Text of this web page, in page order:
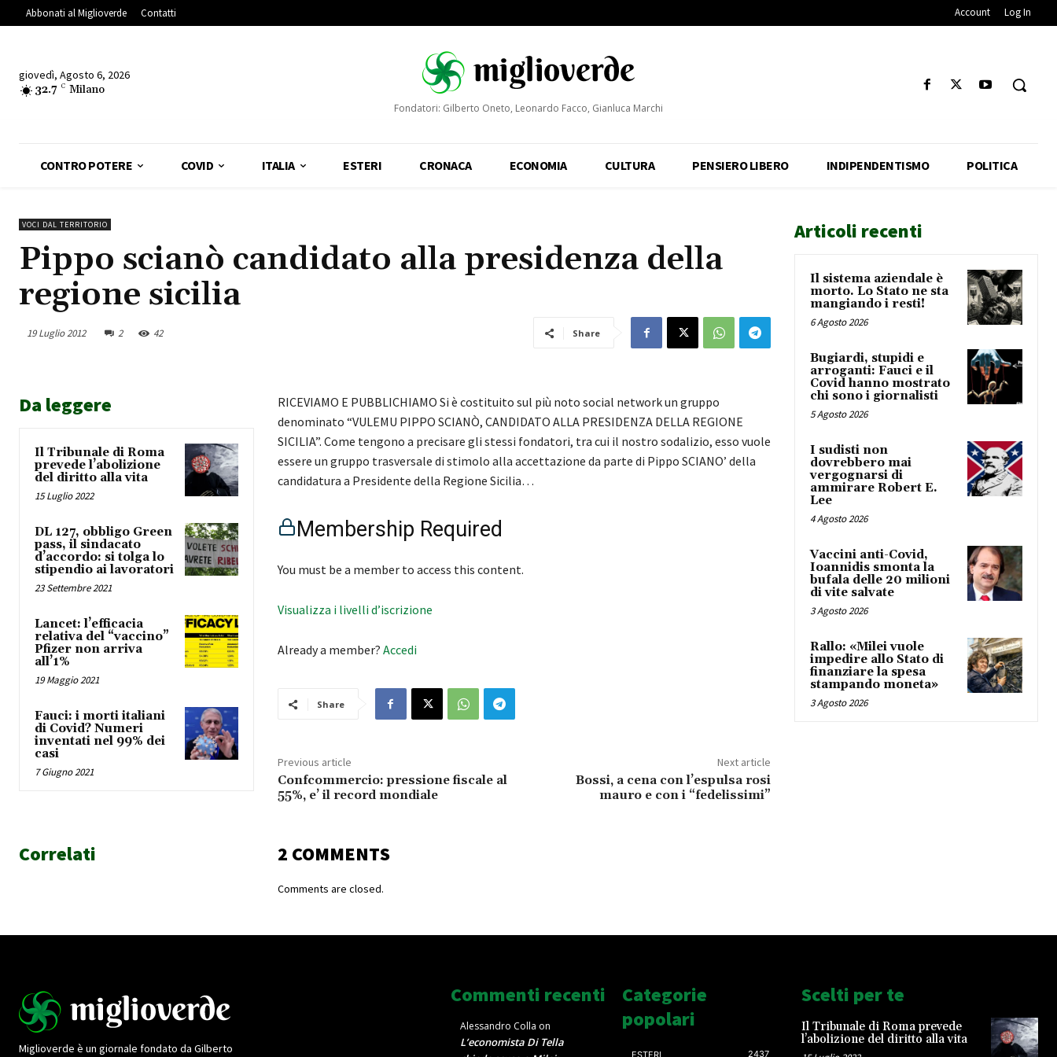
Abbonati al Miglioverde Contatti Account Log In
giovedì, Agosto 6, 2026
32.7 C Milano
Fondatori: Gilberto Oneto, Leonardo Facco, Gianluca Marchi
CONTRO POTERE COVID ITALIA ESTERI CRONACA ECONOMIA CULTURA PENSIERO LIBERO INDIPENDENTISMO POLITICA
VOCI DAL TERRITORIO
Pippo scianò candidato alla presidenza della
regione sicilia
19 Luglio 2012 2 42 Share
Da leggere
Il Tribunale di Roma
prevede l’abolizione
del diritto alla vita
15 Luglio 2022
DL 127, obbligo Green
pass, il sindacato
d’accordo: si tolga lo
stipendio ai lavoratori
23 Settembre 2021
Lancet: l’efficacia
relativa del “vaccino”
Pfizer non arriva
all’1%
19 Maggio 2021
Fauci: i morti italiani
di Covid? Numeri
inventati nel 99% dei
casi
7 Giugno 2021
RICEVIAMO E PUBBLICHIAMO Si è costituito sul più noto social network un gruppo
denominato “VULEMU PIPPO SCIANÒ, CANDIDATO ALLA PRESIDENZA DELLA REGIONE
SICILIA”. Come tengono a precisare gli stessi fondatori, tra cui il nostro sodalizio, esso vuole
essere un gruppo trasversale di stimolo alla accettazione da parte di Pippo SCIANO’ della
candidatura a Presidente della Regione Sicilia…
Membership Required
You must be a member to access this content.
Visualizza i livelli d’iscrizione
Already a member? Accedi
Share
Previous article
Confcommercio: pressione fiscale al
55%, e’ il record mondiale
Next article
Bossi, a cena con l’espulsa rosi
mauro e con i “fedelissimi”
Correlati 2 COMMENTS
Comments are closed.
Articoli recenti
Il sistema aziendale è
morto. Lo Stato ne sta
mangiando i resti!
6 Agosto 2026
Bugiardi, stupidi e
arroganti: Fauci e il
Covid hanno mostrato
chi sono i giornalisti
5 Agosto 2026
I sudisti non
dovrebbero mai
vergognarsi di
ammirare Robert E.
Lee
4 Agosto 2026
Vaccini anti-Covid,
Ioannidis smonta la
bufala delle 20 milioni
di vite salvate
3 Agosto 2026
Rallo: «Milei vuole
impedire allo Stato di
finanziare la spesa
stampando moneta»
3 Agosto 2026
Miglioverde è un giornale fondato da Gilberto
Commenti recenti
Alessandro Colla on
L’economista Di Tella
Categorie
popolari
ESTERI 2437
Scelti per te
Il Tribunale di Roma prevede
l’abolizione del diritto alla vita